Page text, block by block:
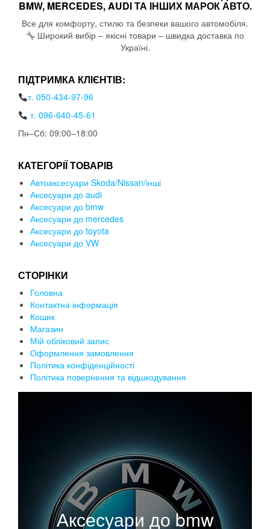
BMW, MERCEDES, AUDI ТА ІНШИХ МАРОК АВТО.
Все для комфорту, стилю та безпеки вашого автомобіля.
Широкий вибір – якісні товари – швидка доставка по
Україні.
ПІДТРИМКА КЛІЄНТІВ:
т. 050-434-97-96
т. 096-640-45-61
Пн–Сб: 09:00–18:00
КАТЕГОРІЇ ТОВАРІВ
Автоаксесуари Skoda/Nissan/інші
Аксесуари до audi
Аксесуари до bmw
Аксесуари до mercedes
Аксесуари до toyota
Аксесуари до VW
СТОРІНКИ
Головна
Контактна інформація
Кошик
Магазин
Мій обліковий запис
Оформлення замовлення
Політика конфіденційності
Політика повернення та відшкодування
Аксесуари до bmw